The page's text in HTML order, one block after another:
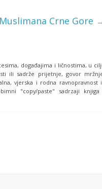
Crne Gore
događajima i ličnostima, u
ili sadrže prijetnje, govor
vjerska i rodna ravnopravnost
"copy/paste" sadrzaji